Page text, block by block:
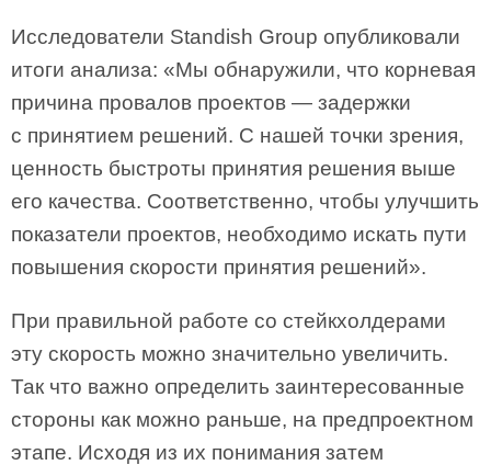
Исследователи Standish Group опубликовали
итоги анализа: «Мы обнаружили, что корневая
причина провалов проектов — задержки
с принятием решений. С нашей точки зрения,
ценность быстроты принятия решения выше
его качества. Соответственно, чтобы улучшить
показатели проектов, необходимо искать пути
повышения скорости принятия решений».
При правильной работе со стейкхолдерами
эту скорость можно значительно увеличить.
Так что важно определить заинтересованные
стороны как можно раньше, на предпроектном
этапе. Исходя из их понимания затем